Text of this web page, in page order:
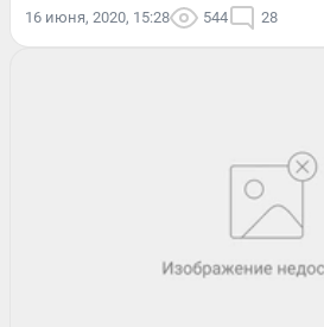
16 июня, 2020, 15:28 544 28